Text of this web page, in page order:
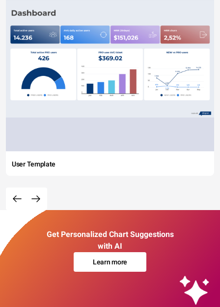
User Template
Get Personalized Chart Suggestions
with AI
Learn more